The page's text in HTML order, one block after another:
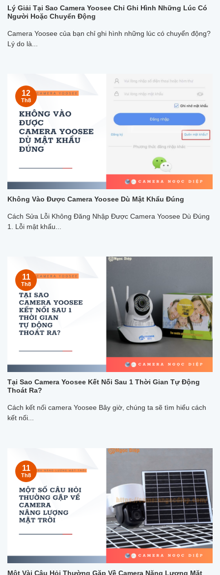
Lý Giải Tại Sao Camera Yoosee Chỉ Ghi Hình Những Lúc Có
Người Hoặc Chuyển Động
Camera Yoosee của bạn chỉ ghi hình những lúc có chuyển động?
Lý do là...
Không Vào Được Camera Yoosee Dù Mật Khẩu Đúng
Cách Sửa Lỗi Không Đăng Nhập Được Camera Yoosee Dù Đúng
1. Lỗi mật khẩu...
12
Th8
Tại Sao Camera Yoosee Kết Nối Sau 1 Thời Gian Tự Động
Thoát Ra?
Cách kết nối camera Yoosee Bây giờ, chúng ta sẽ tìm hiểu cách
kết nối...
11
Th8
Một Vài Câu Hỏi Thường Gặp Về Camera Năng Lượng Mặt
11
Th8